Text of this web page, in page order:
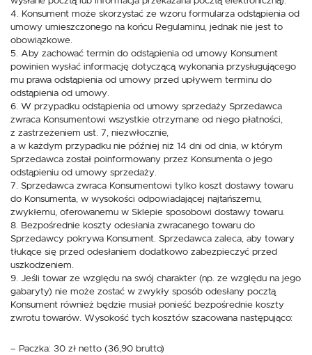
4. Konsument może skorzystać ze wzoru formularza odstąpienia od
umowy umieszczonego na końcu Regulaminu, jednak nie jest to
obowiązkowe.
5. Aby zachować termin do odstąpienia od umowy Konsument
powinien wysłać informację dotyczącą wykonania przysługującego
mu prawa odstąpienia od umowy przed upływem terminu do
odstąpienia od umowy.
6. W przypadku odstąpienia od umowy sprzedaży Sprzedawca
zwraca Konsumentowi wszystkie otrzymane od niego płatności,
z zastrzeżeniem ust. 7, niezwłocznie,
a w każdym przypadku nie później niż 14 dni od dnia, w którym
Sprzedawca został poinformowany przez Konsumenta o jego
odstąpieniu od umowy sprzedaży.
7. Sprzedawca zwraca Konsumentowi tylko koszt dostawy towaru
do Konsumenta, w wysokości odpowiadającej najtańszemu,
zwykłemu, oferowanemu w Sklepie sposobowi dostawy towaru.
8. Bezpośrednie koszty odesłania zwracanego towaru do
Sprzedawcy pokrywa Konsument. Sprzedawca zaleca, aby towary
tłukące się przed odesłaniem dodatkowo zabezpieczyć przed
uszkodzeniem.
9. Jeśli towar ze względu na swój charakter (np. ze względu na jego
gabaryty) nie może zostać w zwykły sposób odesłany pocztą
Konsument również będzie musiał ponieść bezpośrednie koszty
zwrotu towarów. Wysokość tych kosztów szacowana następująco:
– Paczka: 30 zł netto (36,90 brutto)